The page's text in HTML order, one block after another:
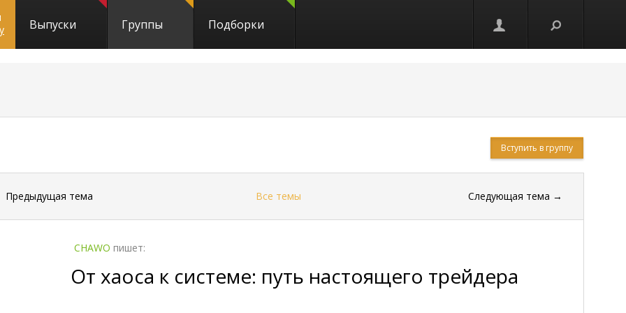
Выпуски Группы Подборки
Вступить в группу
Предыдущая тема Все темы Следующая тема →
CHAWO пишет:
От хаоса к системе: путь настоящего трейдера